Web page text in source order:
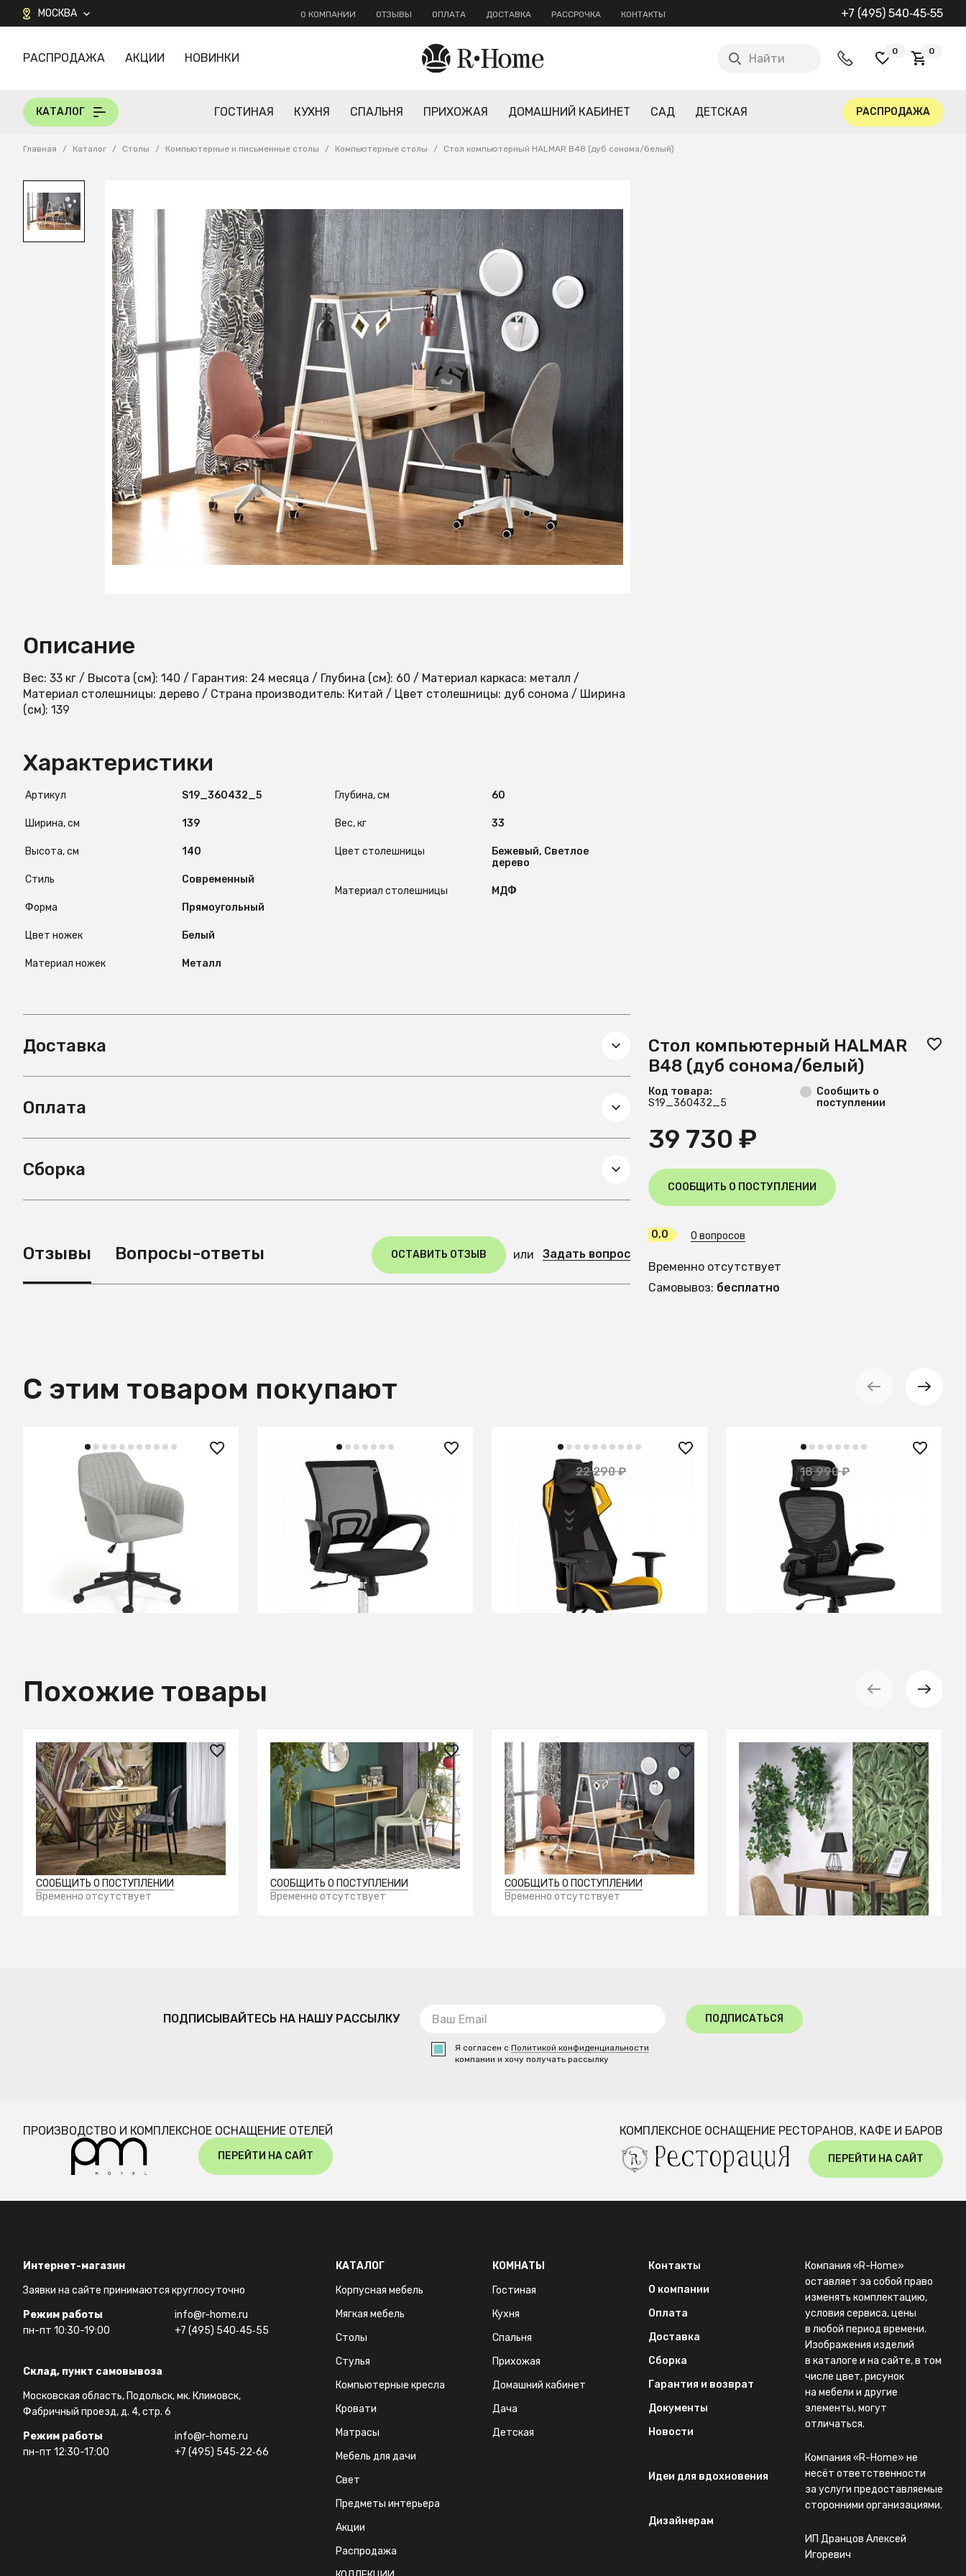
МОСКВА О КОМПАНИИ ОТЗЫВЫ ОПЛАТА ДОСТАВКА РАССРОЧКА КОНТАКТЫ +7 (495) 540‑45‑55
КАТАЛОГ
РАСПРОДАЖА АКЦИИ НОВИНКИ Найти
0 0
КАТАЛОГ ГОСТИНАЯ КУХНЯ СПАЛЬНЯ ПРИХОЖАЯ ДОМАШНИЙ КАБИНЕТ САД ДЕТСКАЯ РАСПРОДАЖА
Главная / Каталог / Столы / Компьютерные и письменные столы / Компьютерные столы / Стол компьютерный HALMAR B48 (дуб сонома/белый)
Описание
Вес: 33 кг / Высота (см): 140 / Гарантия: 24 месяца / Глубина (см): 60 / Материал каркаса: металл /
Материал столешницы: дерево / Страна производитель: Китай / Цвет столешницы: дуб сонома / Ширина
(см): 139
Характеристики
Артикул S19_360432_5
Ширина, см 139
Высота, см 140
Стиль Современный
Форма Прямоугольный
Цвет ножек Белый
Материал ножек Металл
Глубина, см 60
Вес, кг 33
Цвет столешницы
Бежевый, Светлое
дерево
Материал столешницы МДФ
Доставка
Оплата
Сборка
Отзывы Вопросы-ответы ОСТАВИТЬ ОТЗЫВ или Задать вопрос
Стол компьютерный HALMAR
B48 (дуб сонома/белый)
Код товара:
S19_360432_5
Сообщить о
поступлении
39 730 ₽
СООБЩИТЬ О ПОСТУПЛЕНИИ
0,0 0 вопросов
Временно отсутствует
Самовывоз: бесплатно
С этим товаром покупают
54 990 ₽
Офисное кресло Madina светло-
В КОРЗИНУ
5 300 ₽ 7 890 ₽
Кресло офисное TopChairs Simple
New черный
В КОРЗИНУ
12 990 ₽ 22 290 ₽
Кресло спортивное TopChairs
Рэтчэт желтый
В КОРЗИНУ
18 990 ₽
Кресло офисное TopChairs Airone
черный
В КОРЗИНУ
Похожие товары
28 700 ₽
Стол компьютерный HALMAR B51
(натуральный/черный)
СООБЩИТЬ О ПОСТУПЛЕНИИ
Временно отсутствует
17 360 ₽
Стол компьютерный HALMAR B50
(натуральный/черный)
СООБЩИТЬ О ПОСТУПЛЕНИИ
Временно отсутствует
39 730 ₽
Стол компьютерный HALMAR B48
(дуб сонома/белый)
СООБЩИТЬ О ПОСТУПЛЕНИИ
Временно отсутствует
26 450 ₽
Стол компьютерный Halmar B-39
(орех медовый/черный)
СООБЩИТЬ О ПОСТУПЛЕНИИ
Временно отсутствует
ПОДПИСЫВАЙТЕСЬ НА НАШУ РАССЫЛКУ
Я согласен с Политикой конфиденциальности
компании и хочу получать рассылку
ПОДПИСАТЬСЯ
ПРОИЗВОДСТВО И КОМПЛЕКСНОЕ ОСНАЩЕНИЕ ОТЕЛЕЙ
ПЕРЕЙТИ НА САЙТ
КОМПЛЕКСНОЕ ОСНАЩЕНИЕ РЕСТОРАНОВ, КАФЕ И БАРОВ
ПЕРЕЙТИ НА САЙТ
Интернет-магазин
Заявки на сайте принимаются круглосуточно
Режим работы
пн-пт 10:30-19:00
info@r-home.ru
+7 (495) 540‑45‑55
Склад, пункт самовывоза
Московская область, Подольск, мк. Климовск,
Фабричный проезд, д. 4, стр. 6
Режим работы
пн-пт 12:30-17:00
info@r-home.ru
+7 (495) 545‑22‑66
КАТАЛОГ
Корпусная мебель
Мягкая мебель
Столы
Стулья
Компьютерные кресла
Кровати
Матрасы
Мебель для дачи
Свет
Предметы интерьера
Акции
Распродажа
КОМНАТЫ
Гостиная
Кухня
Спальня
Прихожая
Домашний кабинет
Дача
Детская
Контакты
О компании
Оплата
Доставка
Сборка
Гарантия и возврат
Документы
Новости
Идеи для вдохновения
Дизайнерам
Компания «R-Home»
оставляет за собой право
изменять комплектацию,
условия сервиса, цены
в любой период времени.
Изображения изделий
в каталоге и на сайте, в том
числе цвет, рисунок
на мебели и другие
элементы, могут
отличаться.
Компания «R-Home» не
несёт ответственности
за услуги предоставляемые
сторонними организациями.
ИП Дранцов Алексей
Игоревич